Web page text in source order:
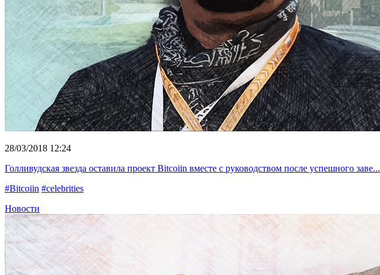
28/03/2018 12:24
Голливудская звезда оставила проект Bitcoiin вместе с руководством после успешного заве...
#Bitcoiin #celebrities
Новости